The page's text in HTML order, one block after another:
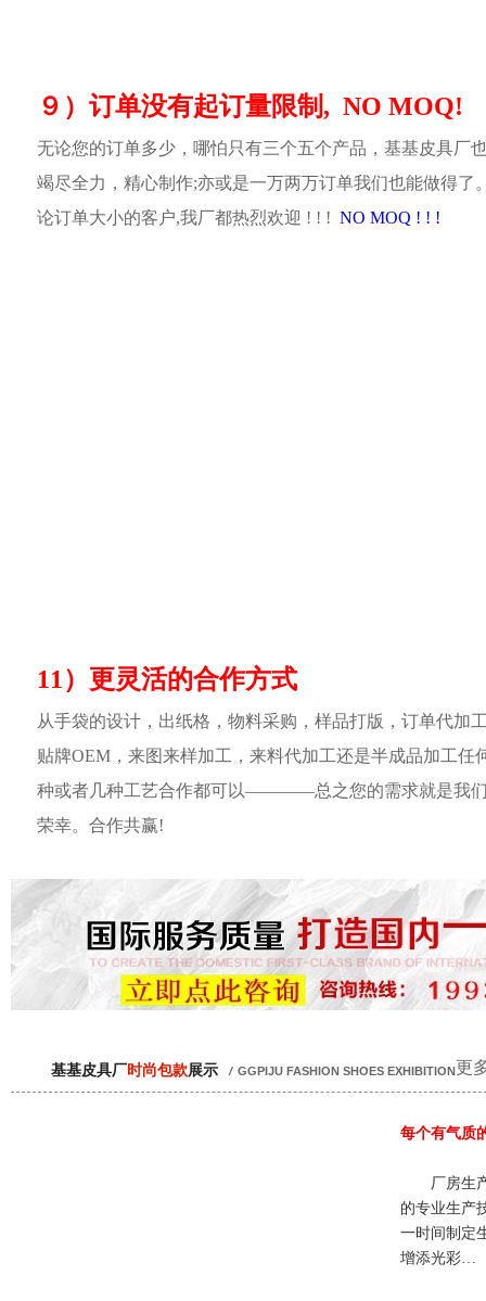
９）订单没有起订量限制, NO MOQ!
无论您的订单多少，哪怕只有三个五个产品，基基皮具厂
竭尽全力，精心制作;亦或是一万两万订单我们也能做得了
论订单大小的客户,我厂都热烈欢迎 ! ! ! NO MOQ ! ! !
11）更灵活的合作方式
从手袋的设计，出纸格，物料采购，样品打版，订单代加
贴牌OEM，来图来样加工，来料代加工还是半成品加工任
种或者几种工艺合作都可以————总之您的需求就是我
荣幸。合作共赢!
更
基基皮具厂时尚包款展示 / GGPIJU FASHION SHOES EXHIBITION
每个有气质
厂房生
的专业生产
一时间制定
增添光彩…